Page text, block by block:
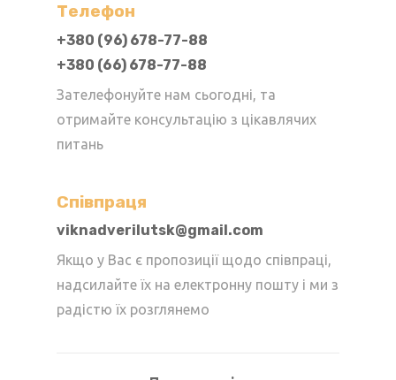
Телефон
+380 (96) 678-77-88
+380 (66) 678-77-88
Зателефонуйте нам сьогодні, та
отримайте консультацію з цікавлячих
питань
Cпівпраця
viknadverilutsk@gmail.com
Якщо у Вас є пропозиції щодо співпраці,
надсилайте їх на електронну пошту і ми з
радістю їх розглянемо